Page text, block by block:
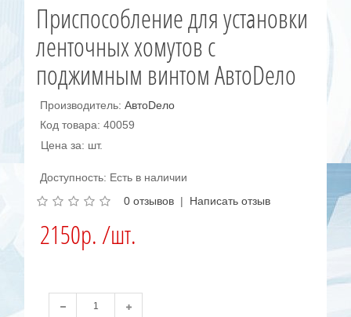
Приспособление для установки
ленточных хомутов с
поджимным винтом АвтоDело
Производитель:АвтоDело
Код товара: 40059
Цена за: шт.
Доступность: Есть в наличии
0 отзывов | Написать отзыв
2150р. /шт.